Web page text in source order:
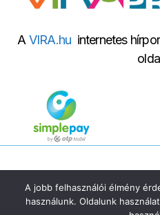
AVIRA.hu internetes
A jobb felhasználói élmény
használunk. Oldalunk